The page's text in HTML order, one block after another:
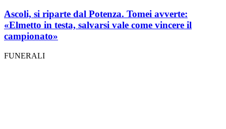
Ascoli, si riparte dal Potenza. Tomei avverte:
«Elmetto in testa, salvarsi vale come vincere il
campionato»
FUNERALI